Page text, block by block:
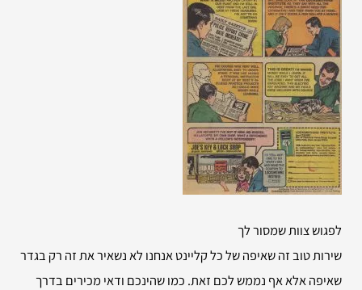
לפגוש צוות שמסור לך
שירות טוב זה שאיפה של כל קליינט אנחנו לא נשאיר את זה רק בגדר
שאיפה אלא אף נממש לכם זאת. כמו שהינכם ודאי מכירים בדרך